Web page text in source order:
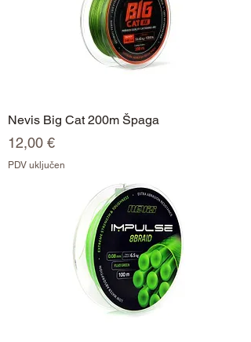
Nevis Big Cat 200m Špaga
Cijena
12,00 €
PDV uključen